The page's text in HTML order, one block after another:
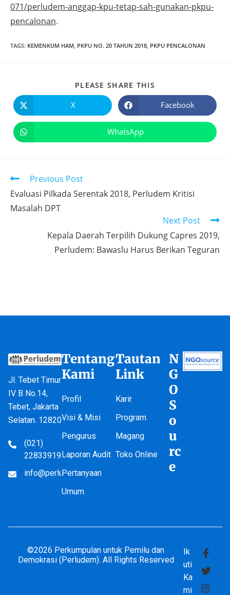
071/perludem-anggap-kpu-tetap-sah-gunakan-pkpu-
pencalonan.
TAGS: KEMENKUM HAM PKPU NO. 20 TAHUN 2018 PKPU PENCALONAN
PLEASE SHARE THIS
X Facebook
WhatsApp
Previous Post
Evaluasi Pilkada Serentak 2018, Perludem Kritisi
Masalah DPT
Next Post
Kepala Daerah Terpilih Dukung Capres 2019,
Perludem: Bawaslu Harus Berikan Teguran
Jl. Tebet Timur
IV B No.14,
Tebet, Jakarta
Selatan. 12820
(021)
22833919
info@perludem.or.id
Tentang
Kami
Profil
Visi & Misi
Pengurus
Laporan Audit
Pertanyaan
Umum
Tautan
Link
Karir
Program
Magang
Toko Online
N
G
O
S
o
u
rc
e
©2026 Perkumpulan untuk Pemilu dan
Demokrasi (Perludem). All Rights Reserved
Ik
uti
Ka
mi